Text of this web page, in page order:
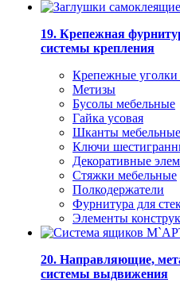
19. Крепежная
системы крепления
Крепежные
Метизы
Бусолы мебельные
Гайка усовая
Шканты мебельные
Ключи
Декоративные
Стяжки мебельные
Полкодержатели
Фурнитура для
Элементы
20. Направляющие,
системы выдвижения